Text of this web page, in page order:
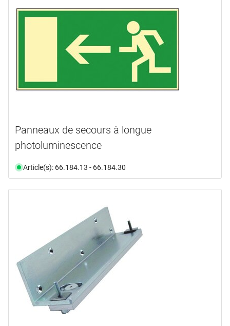
Panneaux de secours à longue
photoluminescence
Article(s): 66.184.13 - 66.184.30